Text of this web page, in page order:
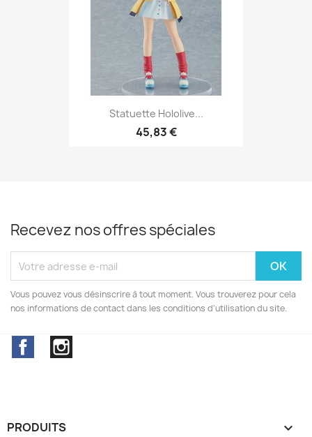
Statuette Hololive...
45,83 €
Recevez nos offres spéciales
Vous pouvez vous désinscrire à tout moment. Vous trouverez pour cela
nos informations de contact dans les conditions d'utilisation du site.
Facebook
PRODUITS 